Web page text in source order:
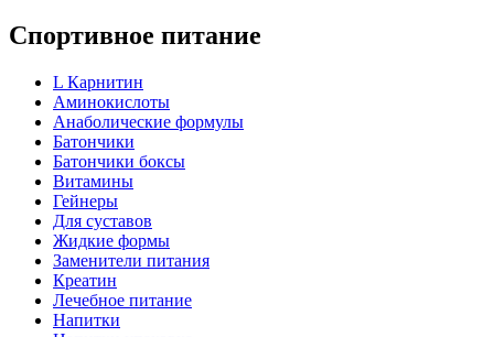
Спортивное питание
L Карнитин
Аминокислоты
Анаболические формулы
Батончики
Батончики боксы
Витамины
Гейнеры
Для суставов
Жидкие формы
Заменители питания
Креатин
Лечебное питание
Напитки